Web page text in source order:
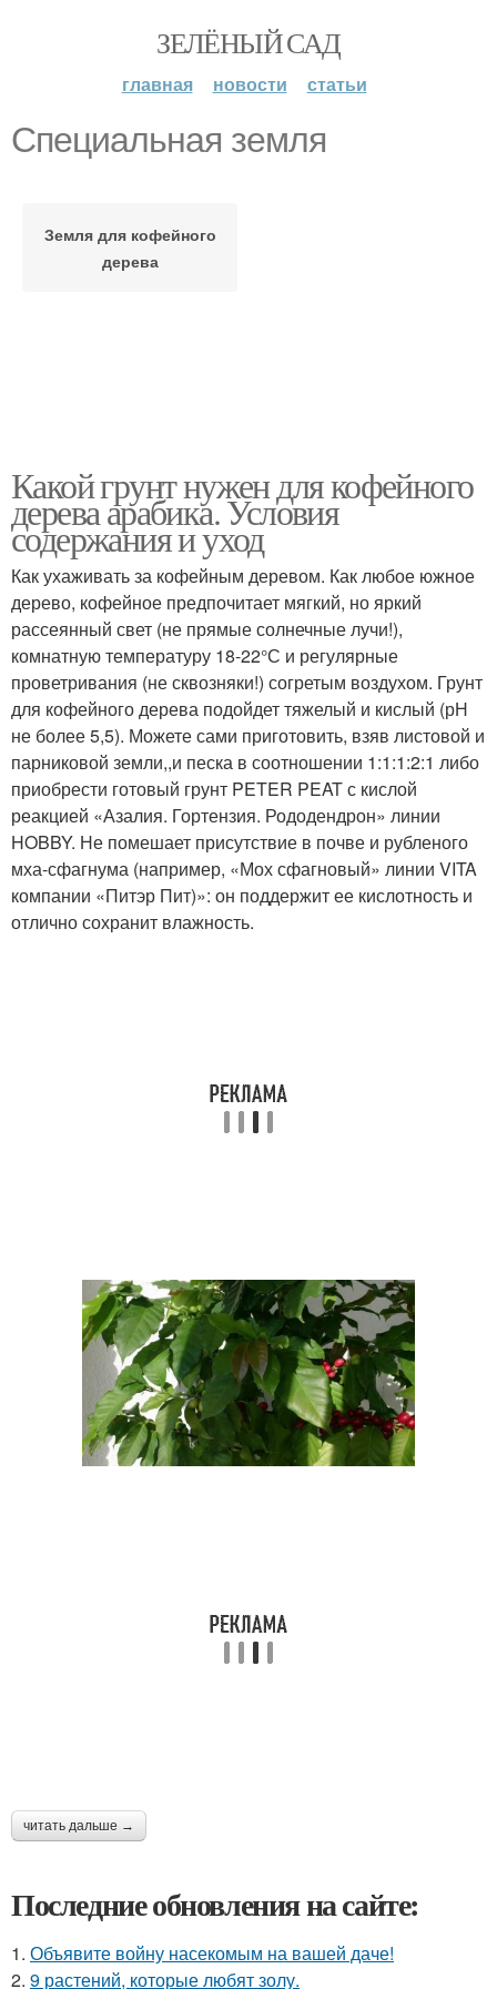
ЗЕЛЁНЫЙ САД
главная новости статьи
Специальная земля
Земля для кофейного
дерева
Какой грунт нужен для кофейного
дерева арабика. Условия
содержания и уход
Как ухаживать за кофейным деревом. Как любое южное
дерево, кофейное предпочитает мягкий, но яркий
рассеянный свет (не прямые солнечные лучи!),
комнатную температуру 18-22°С и регулярные
проветривания (не сквозняки!) согретым воздухом. Грунт
для кофейного дерева подойдет тяжелый и кислый (рН
не более 5,5). Можете сами приготовить, взяв листовой и
парниковой земли,,и песка в соотношении 1:1:1:2:1 либо
приобрести готовый грунт PETER PEAT с кислой
реакцией «Азалия. Гортензия. Рододендрон» линии
HOBBY. Не помешает присутствие в почве и рубленого
мха-сфагнума (например, «Мох сфагновый» линии VITA
компании «Питэр Пит)»: он поддержит ее кислотность и
отлично сохранит влажность.
читать дальше →
Последние обновления на сайте:
1. Объявите войну насекомым на вашей даче!
2. 9 растений, которые любят золу.